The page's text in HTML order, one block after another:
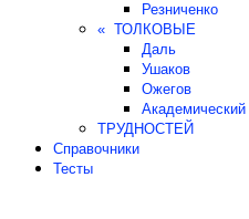
Резниченко
« ТОЛКОВЫЕ
Даль
Ушаков
Ожегов
Академический
ТРУДНОСТЕЙ
Справочники
Тесты